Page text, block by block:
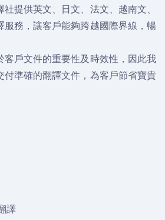
提供英文、日文、法文、越南文、
務，讓客戶能夠跨越國際界線，暢
客戶文件的重要性及時效性，因此我
準確的翻譯文件，為客戶節省寶貴
譯